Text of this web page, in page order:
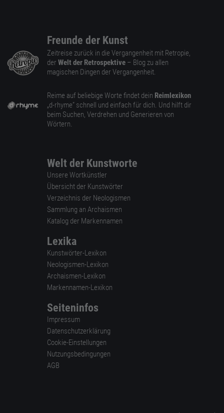
Freunde der Kunst
Zeitreise zurück in die Vergangenheit mit Retropie,
der Welt der Retrospektive – Blog zu allen
magischen Dingen der Vergangenheit.
Reime auf beliebige Worte findet dein Reimlexikon
„d-rhyme” schnell und einfach für dich. Und hilft dir
beim Suchen, Verdrehen und Generieren von
Wörtern.
Welt der Kunstworte
Unsere Wortkünstler
Übersicht der Kunstwörter
Verzeichnis der Neologismen
Sammlung an Archaismen
Katalog der Markennamen
Lexika
Kunstwörter-Lexikon
Neologismen-Lexikon
Archaismen-Lexikon
Markennamen-Lexikon
Seiteninfos
Impressum
Datenschutzerklärung
Cookie-Einstellungen
Nutzungsbedingungen
AGB